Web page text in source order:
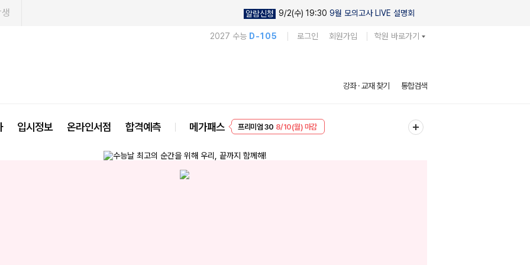
알람신청 9/2(수) 19:30 9월 모의고사 LIVE 설명회
2027 수능 D-105 로그인 회원가입 학원 바로가기
강좌 · 교재 찾기 통합검색
입시정보 온라인서점 합격예측 메가패스
EVENT 8/10(월) 마감